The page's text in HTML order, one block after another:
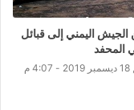
الجيش اليمني إلى قبائل
المحفد